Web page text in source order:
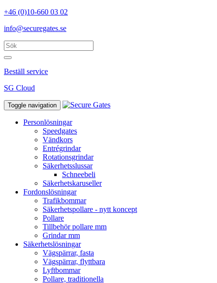
+46 (0)10-660 03 02
info@securegates.se
Beställ service
SG Cloud
Toggle navigation
Personlösningar
Speedgates
Vändkors
Entrégrindar
Rotationsgrindar
Säkerhetsslussar
Schneebeli
Säkerhetskaruseller
Fordonslösningar
Trafikbommar
Säkerhetspollare - nytt koncept
Pollare
Tillbehör pollare mm
Grindar mm
Säkerhetslösningar
Vägspärrar, fasta
Vägspärrar, flyttbara
Lyftbommar
Pollare, traditionella